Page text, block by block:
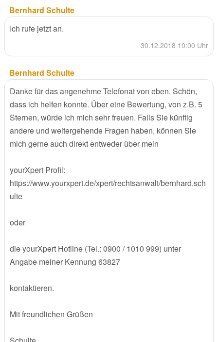
Bernhard Schulte
Ich rufe jetzt an.
30.12.2018 10:00 Uhr
Bernhard Schulte
Danke für das angenehme Telefonat von eben. Schön,
dass ich helfen konnte. Über eine Bewertung, von z.B. 5
Sternen, würde ich mich sehr freuen. Falls Sie künftig
andere und weitergehende Fragen haben, können Sie
mich gerne auch direkt entweder über mein
yourXpert Profil:
https://www.yourxpert.de/xpert/rechtsanwalt/bernhard.sch
ulte
oder
die yourXpert Hotline (Tel.: 0900 / 1010 999) unter
Angabe meiner Kennung 63827
kontaktieren.
Mit freundlichen Grüßen